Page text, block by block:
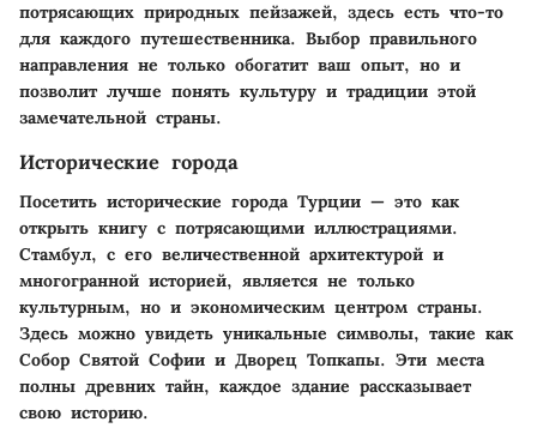
потрясающих природных пейзажей, здесь есть что-то
для каждого путешественника. Выбор правильного
направления не только обогатит ваш опыт, но и
позволит лучше понять культуру и традиции этой
замечательной страны.
Исторические города
Посетить исторические города Турции — это как
открыть книгу с потрясающими иллюстрациями.
Стамбул, с его величественной архитектурой и
многогранной историей, является не только
культурным, но и экономическим центром страны.
Здесь можно увидеть уникальные символы, такие как
Собор Святой Софии и Дворец Топкапы. Эти места
полны древних тайн, каждое здание рассказывает
свою историю.